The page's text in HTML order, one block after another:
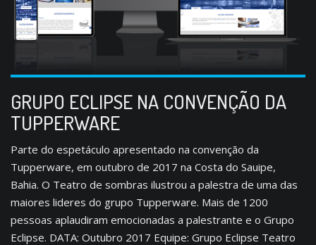
GRUPO ECLIPSE NA CONVENÇÃO DA
TUPPERWARE
Parte do espetáculo apresentado na convenção da
Tupperware, em outubro de 2017 na Costa do Sauipe,
Bahia. O Teatro de sombras ilustrou a palestra de uma das
maiores lideres do grupo Tupperware. Mais de 1200
pessoas aplaudiram emocionadas a palestrante e o Grupo
Eclipse. DATA: Outubro 2017 Equipe: Grupo Eclipse Teatro